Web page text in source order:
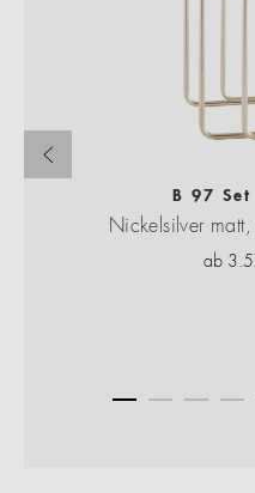
B 97 Set
Nickelsilver
ab